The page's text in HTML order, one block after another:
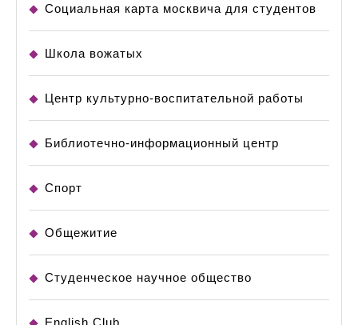
Социальная карта москвича для студентов
Школа вожатых
Центр культурно-воспитательной работы
Библиотечно-информационный центр
Спорт
Общежитие
Студенческое научное общество
English Club